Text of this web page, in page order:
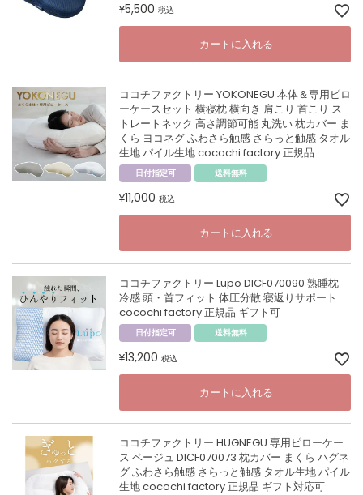
¥5,500 税込
カートに入れる
ココチファクトリー YOKONEGU 本体＆専用ピロ
ーケースセット 横寝枕 横向き 肩こり 首こり ス
トレートネック 高さ調節可能 丸洗い 枕カバー ま
くら ヨコネグ ふわさら触感 さらっと触感 タオル
生地 パイル生地 cocochi factory 正規品
日付指定可 送料無料
¥11,000 税込
カートに入れる
ココチファクトリー Lupo DICF070090 熟睡枕
冷感 頭・首フィット 体圧分散 寝返りサポート
cocochi factory 正規品 ギフト可
日付指定可 送料無料
¥13,200 税込
カートに入れる
ココチファクトリー HUGNEGU 専用ピローケー
ス ベージュ DICF070073 枕カバー まくら ハグネ
グ ふわさら触感 さらっと触感 タオル生地 パイル
生地 cocochi factory 正規品 ギフト対応可